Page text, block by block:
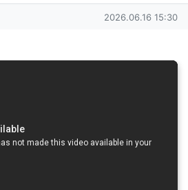
작성일
2026.06.16 15:30